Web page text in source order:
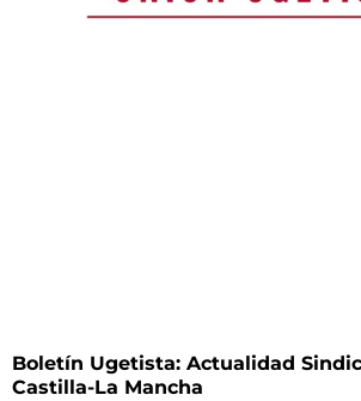
Boletín Ugetista: Actualidad
Castilla-La Mancha